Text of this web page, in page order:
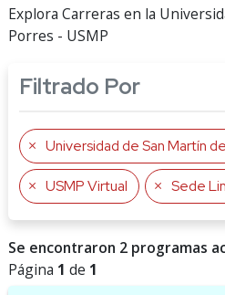
Explora Carreras en la
Porres - USMP
Filtrado Por
Universidad de San Martín
USMP Virtual Sede
Se encontraron 2 programas
Página 1 de 1